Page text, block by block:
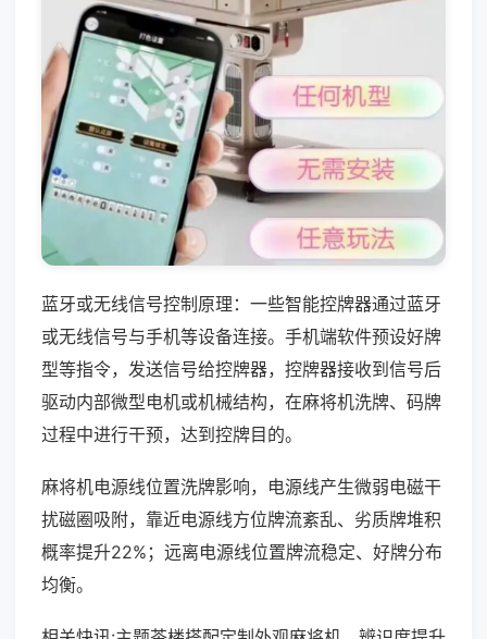
蓝牙或无线信号控制原理：一些智能控牌器通过蓝牙
或无线信号与手机等设备连接。手机端软件预设好牌
型等指令，发送信号给控牌器，控牌器接收到信号后
驱动内部微型电机或机械结构，在麻将机洗牌、码牌
过程中进行干预，达到控牌目的。
麻将机电源线位置洗牌影响，电源线产生微弱电磁干
扰磁圈吸附，靠近电源线方位牌流紊乱、劣质牌堆积
概率提升22%；远离电源线位置牌流稳定、好牌分布
均衡。